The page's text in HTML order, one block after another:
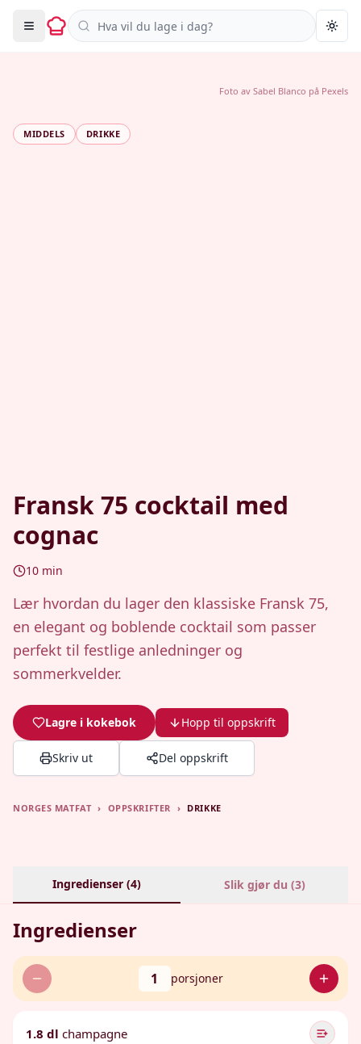
Søk i oppskrifter
MIDDELS DRIKKE
Fransk 75 cocktail med
cognac
10 min
Lær hvordan du lager den klassiske Fransk 75,
en elegant og boblende cocktail som passer
perfekt til festlige anledninger og
sommerkvelder.
Lagre i kokebok Hopp til oppskrift
Skriv ut Del oppskrift
Foto av Sabel Blanco på Pexels
NORGES MATFAT › OPPSKRIFTER › DRIKKE
Ingredienser (4) Slik gjør du (3)
Ingredienser
1 porsjoner
1.8 dl champagne